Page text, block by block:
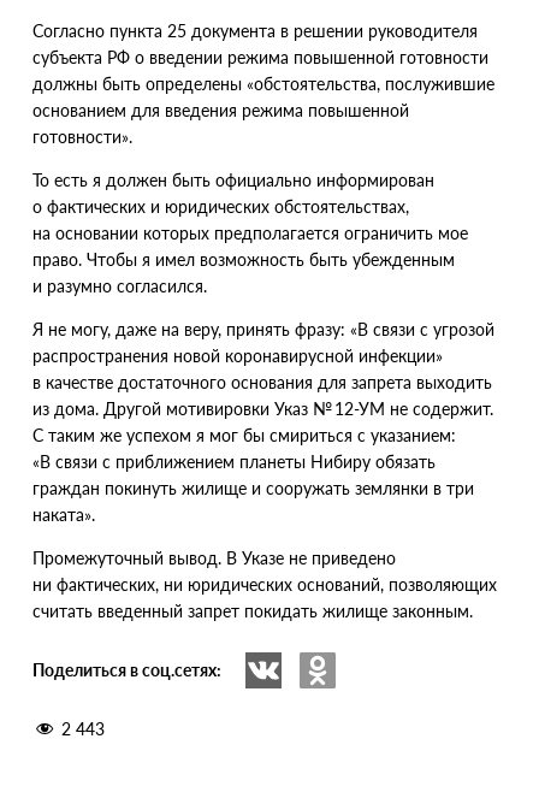
Согласно пункта 25 документа в решении руководителя
субъекта РФ о введении режима повышенной готовности
должны быть определены «обстоятельства, послужившие
основанием для введения режима повышенной
готовности».
То есть я должен быть официально информирован
о фактических и юридических обстоятельствах,
на основании которых предполагается ограничить мое
право. Чтобы я имел возможность быть убежденным
и разумно согласился.
Я не могу, даже на веру, принять фразу: «В связи с угрозой
распространения новой коронавирусной инфекции»
в качестве достаточного основания для запрета выходить
из дома. Другой мотивировки Указ № 12-УМ не содержит.
С таким же успехом я мог бы смириться с указанием:
«В связи с приближением планеты Нибиру обязать
граждан покинуть жилище и сооружать землянки в три
наката».
Промежуточный вывод. В Указе не приведено
ни фактических, ни юридических оснований, позволяющих
считать введенный запрет покидать жилище законным.
Поделиться в соц.сетях:
2 443